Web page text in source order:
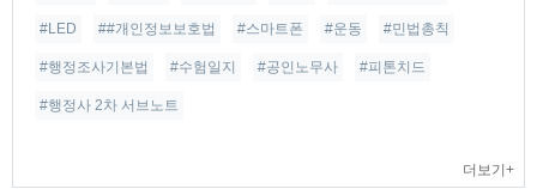
#LED ##개인정보보호법 #스마트폰 #운동 #민법총칙
#행정조사기본법 #수험일지 #공인노무사 #피톤치드
#행정사 2차 서브노트
더보기+